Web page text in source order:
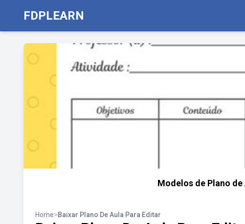
FDPLEARN
Modelos de Plano
Home>Baixar Plano De Aula Para Editar